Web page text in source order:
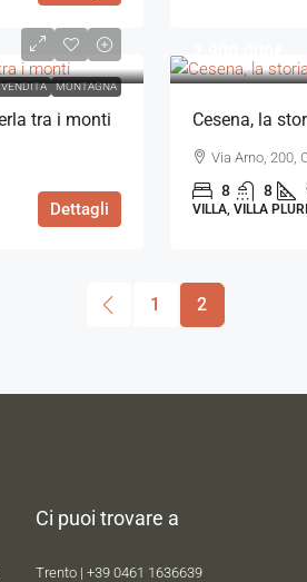
MONTAGNA
tra i monti
Dettagli
Cesena, la
Via Arno, 200,
8 8
VILLA, VILLA
1 2
Ci puoi trovare a
Trento | +39 0461 1636639